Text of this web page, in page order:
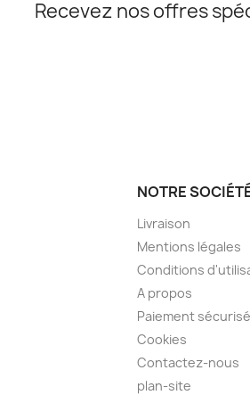
Recevez nos offres
NOTRE
Livraison
Mentions légales
Conditions
A propos
Paiement sécurisé
Cookies
Contactez-nous
plan-site